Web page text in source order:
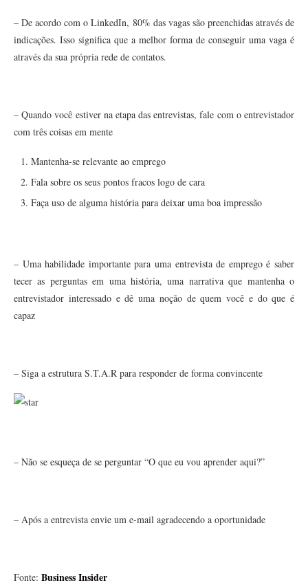
– De acordo com o LinkedIn, 80% das vagas são preenchidas através de
indicações. Isso significa que a melhor forma de conseguir uma vaga é
através da sua própria rede de contatos.
– Quando você estiver na etapa das entrevistas, fale com o entrevistador
com três coisas em mente
Mantenha-se relevante ao emprego
Fala sobre os seus pontos fracos logo de cara
Faça uso de alguma história para deixar uma boa impressão
– Uma habilidade importante para uma entrevista de emprego é saber
tecer as perguntas em uma história, uma narrativa que mantenha o
entrevistador interessado e dê uma noção de quem você e do que é
capaz
– Siga a estrutura S.T.A.R para responder de forma convincente
– Não se esqueça de se perguntar “O que eu vou aprender aqui?”
– Após a entrevista envie um e-mail agradecendo a oportunidade
Fonte: Business Insider